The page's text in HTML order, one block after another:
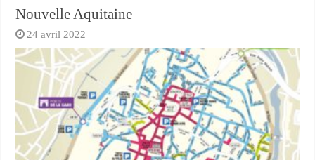
Nouvelle Aquitaine
24 avril 2022